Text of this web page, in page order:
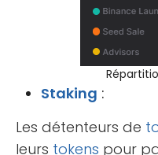
Staking :
Les détenteurs de
leurs tokens pour